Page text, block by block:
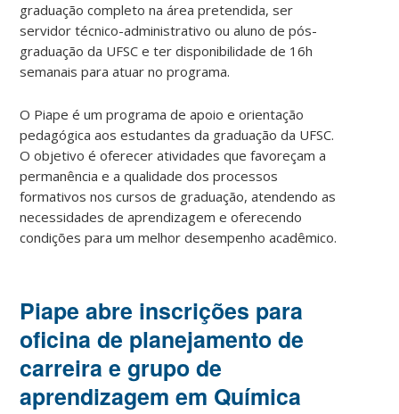
graduação completo na área pretendida, ser
servidor técnico-administrativo ou aluno de pós-
graduação da UFSC e ter disponibilidade de 16h
semanais para atuar no programa.
O Piape é um programa de apoio e orientação
pedagógica aos estudantes da graduação da UFSC.
O objetivo é oferecer atividades que favoreçam a
permanência e a qualidade dos processos
formativos nos cursos de graduação, atendendo as
necessidades de aprendizagem e oferecendo
condições para um melhor desempenho acadêmico.
Piape abre inscrições para
oficina de planejamento de
carreira e grupo de
aprendizagem em Química